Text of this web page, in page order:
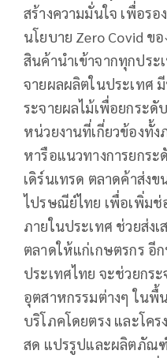
สร้างความมั่นใจ เพื่อร
นโยบาย Zero Covid ข
สินค้านำเข้าจากทุกประ
จายผลผลิตในประเทศ
ระจายผลไม้เพื่อยกระดั
หน่วยงานที่เกี่ยวข้องทั้ง
หารือแนวทางการยกระ
เดิร์นเทรด ตลาดค้าส่ง
ไปรษณีย์ไทย เพื่อเพิ่มช่
ภายในประเทศ ช่วยส่ง
ตลาดให้แก่เกษตรกร อี
ประเทศไทย จะช่วยกร
อุตสาหกรรมต่างๆ ใน
บริโภคโดยตรง และโค
สด แปรรูปและผลิตภัณฑ์